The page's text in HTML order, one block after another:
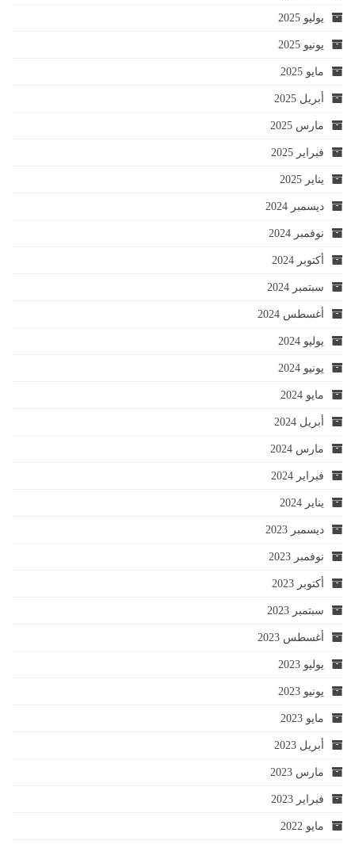
يوليو 2025
يونيو 2025
مايو 2025
أبريل 2025
مارس 2025
فبراير 2025
يناير 2025
ديسمبر 2024
نوفمبر 2024
أكتوبر 2024
سبتمبر 2024
أغسطس 2024
يوليو 2024
يونيو 2024
مايو 2024
أبريل 2024
مارس 2024
فبراير 2024
يناير 2024
ديسمبر 2023
نوفمبر 2023
أكتوبر 2023
سبتمبر 2023
أغسطس 2023
يوليو 2023
يونيو 2023
مايو 2023
أبريل 2023
مارس 2023
فبراير 2023
مايو 2022